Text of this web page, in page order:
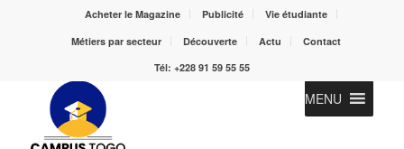
Acheter le Magazine Publicité
Vie étudiante
Métiers par secteur
Découverte Actu
Contact
Tél: +228 91 59 55 55
MENU